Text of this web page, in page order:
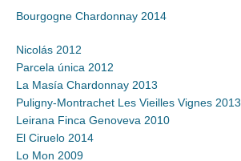
Bourgogne Chardonnay 2014
Nicolás 2012
Parcela única 2012
La Masía Chardonnay 2013
Puligny-Montrachet Les Vieilles Vignes 2013
Leirana Finca Genoveva 2010
El Ciruelo 2014
Lo Mon 2009